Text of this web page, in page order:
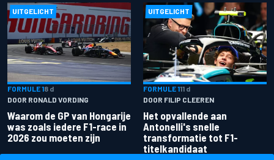
UITGELICHT
FORMULE 18 d
DOOR RONALD VORDING
Waarom de GP van Hongarije
was zoals iedere F1-race in
2026 zou moeten zijn
UITGELICHT
FORMULE 111 d
DOOR FILIP CLEEREN
Het opvallende aan
Antonelli's snelle
transformatie tot F1-
titelkandidaat